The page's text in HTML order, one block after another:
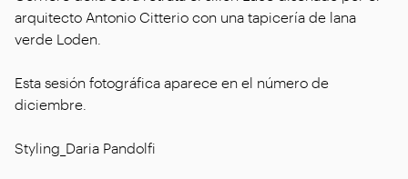
arquitecto Antonio Citterio con una tapicería de lana
verde Loden.
Esta sesión fotográfica aparece en el número de
diciembre.
Styling_Daria Pandolfi